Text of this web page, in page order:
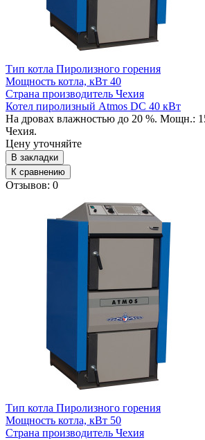
Тип котла Пиролизного горения
Мощность котла, кВт 40
Страна производитель Чехия
Котел пиролизный Atmos DC 40 кВт
На дровах влажностью до 20 %. Мощн.:
Чехия.
Цену уточняйте
В закладки
К сравнению
Отзывов: 0
Тип котла Пиролизного горения
Мощность котла, кВт 50
Страна производитель Чехия